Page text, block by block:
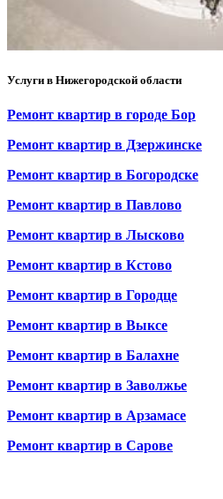
Услуги в Нижегородской области
Ремонт квартир в городе Бор
Ремонт квартир в Дзержинске
Ремонт квартир в Богородске
Ремонт квартир в Павлово
Ремонт квартир в Лысково
Ремонт квартир в Кстово
Ремонт квартир в Городце
Ремонт квартир в Выксе
Ремонт квартир в Балахне
Ремонт квартир в Заволжье
Ремонт квартир в Арзамасе
Ремонт квартир в Сарове